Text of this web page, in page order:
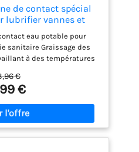
de contact spécial
lubrifier vannes et
eau potable pour
sanitaire Graissage des
à des températures
Convient également
(winch, glissières) Tenue
à +200°C Insoluble dans
potable GEB est la
dans l’univers Plomberie,
Fabricant français
€
€